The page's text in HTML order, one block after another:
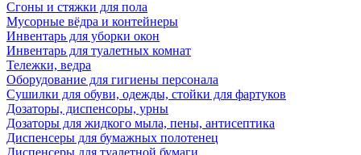
Сгоны и стяжки для пола
Мусорные вёдра и контейнеры
Инвентарь для уборки окон
Инвентарь для туалетных комнат
Тележки, ведра
Оборудование для гигиены персонала
Сушилки для обуви, одежды, стойки для фартуков
Дозаторы, диспенсоры, урны
Дозаторы для жидкого мыла, пены, антисептика
Диспенсеры для бумажных полотенец